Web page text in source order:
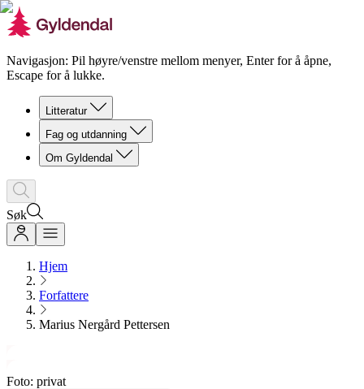
Navigasjon: Pil høyre/venstre mellom menyer, Enter for å åpne,
Escape for å lukke.
Litteratur
Fag og utdanning
Om Gyldendal
Søk
Hjem
Forfattere
Marius Nergård Pettersen
Foto: privat